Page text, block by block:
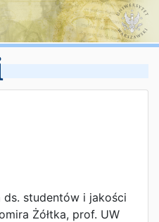
studentów i jakości
Żółtka, prof. UW